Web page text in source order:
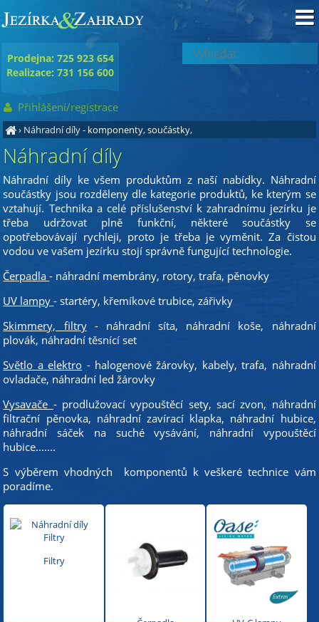
› Náhradní díly- komponenty, součástky,
Náhradní díly
Náhradní díly ke všem produktům z naší nabídky. Náhradní
součástky jsou rozděleny dle kategorie produktů, ke kterým se
vztahují. Technika a celé příslušenství k zahradnímu jezírku je
třeba udržovat plně funkční, některé součástky se
opotřebovávají rychleji, proto je třeba je vyměnit. Za čistou
vodou ve vašem jezírku stojí správně fungující technologie.
Čerpadla- náhradní membrány, rotory, trafa, pěnovky
UV lampy- startéry, křemíkové trubice, zářivky
Skimmery, filtry- náhradní síta, náhradní koše, náhradní
plovák, náhradní těsnící set
Světlo a elektro - halogenové žárovky, kabely, trafa, náhradní
ovladače, náhradní led žárovky
Vysavače - prodlužovací vypouštěcí sety, sací zvon, náhradní
filtrační pěnovka, náhradní zavírací klapka, náhradní hubice,
náhradní sáček na suché vysávání, náhradní vypouštěcí
hubice.......
S výběrem vhodných komponentů k veškeré technice vám
poradíme.
Filtry
Prodejna: 725 923 654
Realizace: 731 156 600
Přihlášení/registrace